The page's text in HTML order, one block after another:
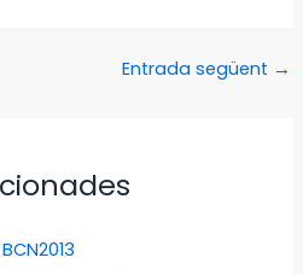
Entrada següent →